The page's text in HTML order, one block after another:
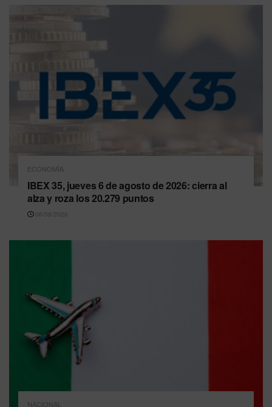
ECONOMÍA
IBEX 35, jueves 6 de agosto de 2026: cierra al
alza y roza los 20.279 puntos
06/08/2026
NACIONAL